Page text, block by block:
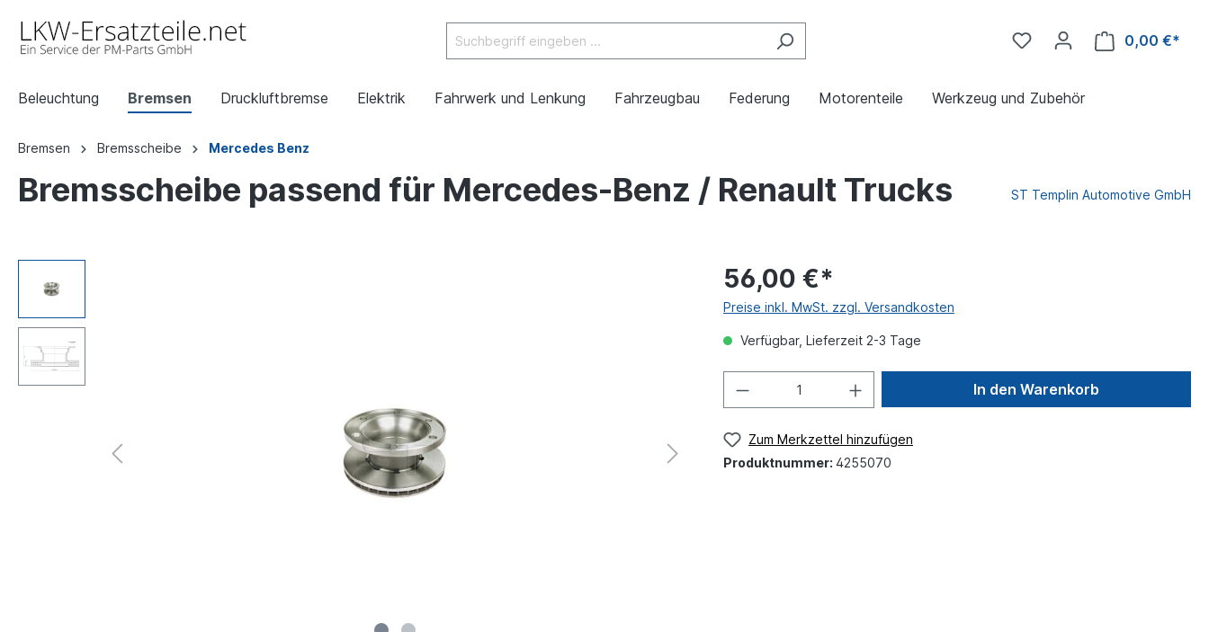
0,00 €*
Beleuchtung Bremsen Druckluftbremse Elektrik Fahrwerk und Lenkung Fahrzeugbau Federung Motorenteile Werkzeug und Zubehör
Bremsen Bremsscheibe Mercedes Benz
Bremsscheibe passend für Mercedes-Benz / Renault Trucks ST Templin Automotive GmbH
56,00 €*
Preise inkl. MwSt. zzgl. Versandkosten
Verfügbar, Lieferzeit 2-3 Tage
In den Warenkorb
Zum Merkzettel hinzufügen
Produktnummer: 4255070